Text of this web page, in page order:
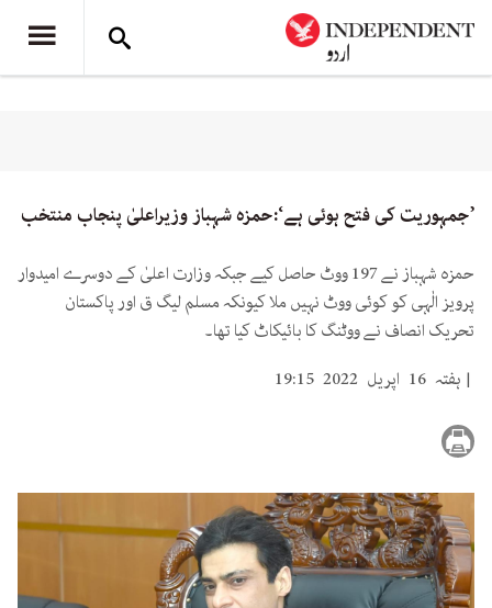
’جمہوریت کی فتح ہوئی ہے‘:حمزہ شہباز وزیراعلیٰ پنجاب منتخب
حمزہ شہباز نے 197 ووٹ حاصل کیے جبکہ وزارت اعلیٰ کے دوسرے امیدوار
پرویز الٰہی کو کوئی ووٹ نہیں ملا کیونکہ مسلم لیگ ق اور پاکستان
تحریک انصاف نے ووٹنگ کا بائیکاٹ کیا تھا۔
ہفتہ 16 اپریل 2022 19:15